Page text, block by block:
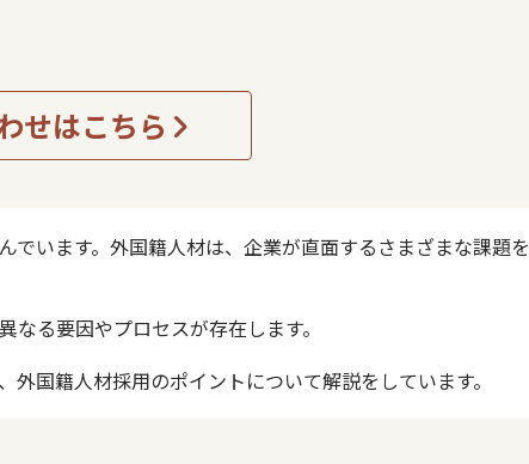
せはこちら
います。外国籍人材は、企業が直面するさまざまな課題を
る要因やプロセスが存在します。
国籍人材採用のポイントについて解説をしています。